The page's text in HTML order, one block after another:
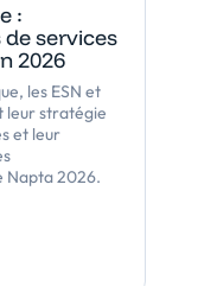
:
services
2026
les ESN et
leur stratégie
et leur
Napta 2026.